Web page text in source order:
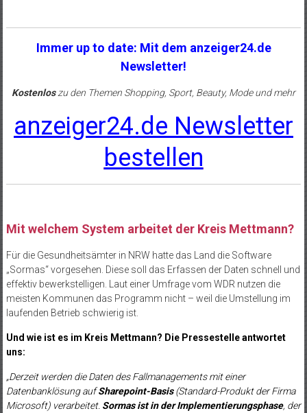
Immer up to date: Mit dem anzeiger24.de
Newsletter!
Kostenloszu den Themen Shopping, Sport, Beauty, Mode und mehr
anzeiger24.de Newsletter
bestellen
Mit welchem System arbeitet der Kreis Mettmann?
Für die Gesundheitsämter in NRW hatte das Land die Software
„Sormas“ vorgesehen. Diese soll das Erfassen der Daten schnell und
effektiv bewerkstelligen. Laut einer Umfrage vom WDR nutzen die
meisten Kommunen das Programm nicht – weil die Umstellung im
laufenden Betrieb schwierig ist.
Und wie ist es im Kreis Mettmann? Die Pressestelle antwortet
uns:
„Derzeit werden die Daten des Fallmanagements mit einer
Datenbanklösung aufSharepoint-Basis(Standard-Produkt der Firma
Microsoft) verarbeitet. Sormas ist in der Implementierungsphase, der